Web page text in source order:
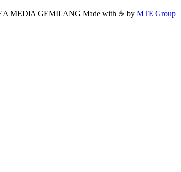
MEDIA GEMILANG Made with ☕ by MTE Group